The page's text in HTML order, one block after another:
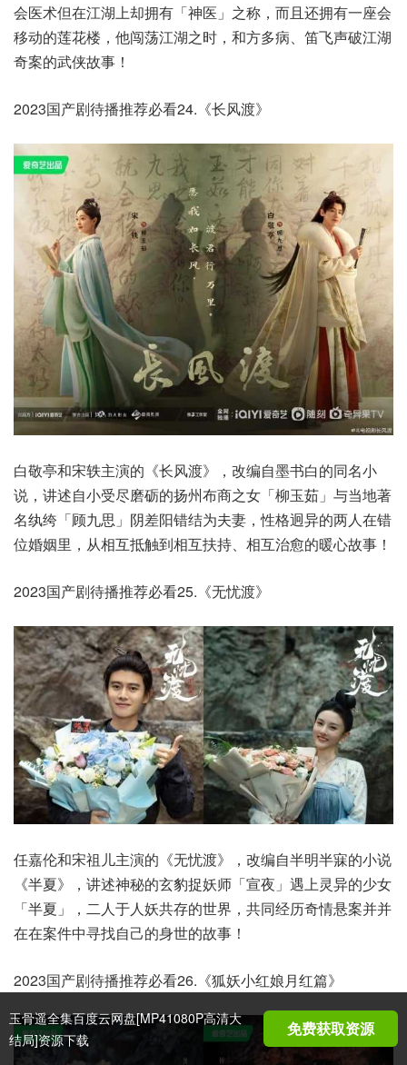
玉骨遥全集百度云网盘[MP41080P高清大
结局]资源下载
免费获取资源
会医术但在江湖上却拥有「神医」之称，而且还拥有一座会
移动的莲花楼，他闯荡江湖之时，和方多病、笛飞声破江湖
奇案的武侠故事！
2023国产剧待播推荐必看24.《长风渡》
白敬亭和宋轶主演的《长风渡》，改编自墨书白的同名小
说，讲述自小受尽磨砺的扬州布商之女「柳玉茹」与当地著
名纨绔「顾九思」阴差阳错结为夫妻，性格迥异的两人在错
位婚姻里，从相互抵触到相互扶持、相互治愈的暖心故事！
2023国产剧待播推荐必看25.《无忧渡》
任嘉伦和宋祖儿主演的《无忧渡》，改编自半明半寐的小说
《半夏》，讲述神秘的玄豹捉妖师「宣夜」遇上灵异的少女
「半夏」，二人于人妖共存的世界，共同经历奇情悬案并并
在在案件中寻找自己的身世的故事！
2023国产剧待播推荐必看26.《狐妖小红娘月红篇》